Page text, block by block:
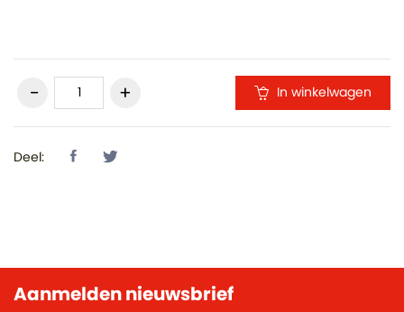
In winkelwagen
Deel:
Aanmelden nieuwsbrief